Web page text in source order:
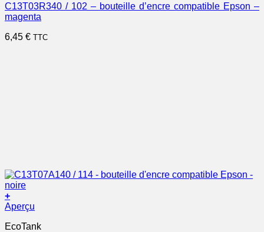
C13T03R340 / 102 – bouteille d’encre compatible Epson –
magenta
6,45 € TTC
+
Aperçu
EcoTank